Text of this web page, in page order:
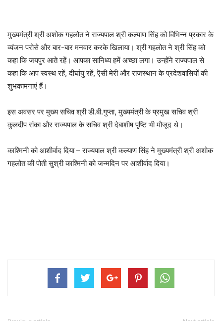
मुख्यमंत्री श्री अशोक गहलोत ने राज्यपाल श्री कल्याण सिंह को विभिन्न प्रकार के
व्यंजन परोसे और बार-बार मनवार करके खिलाया। श्री गहलोत ने श्री सिंह को
कहा कि जयपुर आते रहें। आपका सानिध्य हमें अच्छा लगा। उन्होंने राज्यपाल से
कहा कि आप स्वस्थ रहें, दीर्घायु रहें, ऎसी मेरी और राजस्थान के प्रदेशवासियों की
शुभकामनाएं हैं।
इस अवसर पर मुख्य सचिव श्री डी.बी.गुप्ता, मुख्यमंत्री के प्रमुख सचिव श्री
कुलदीप रांका और राज्यपाल के सचिव श्री देबाशीष पृष्टि भी मौजूद थे।
काश्मिनी को आशीर्वाद दिया – राज्यपाल श्री कल्याण सिंह ने मुख्यमंत्री श्री अशोक
गहलोत की पोती सुश्री काश्मिनी को जन्मदिन पर आशीर्वाद दिया।